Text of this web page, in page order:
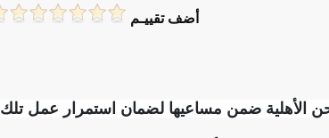
أضف تقييـم
للمطاحن الأهلية ضمن مساعيها لضمان استمرار عمل تلك